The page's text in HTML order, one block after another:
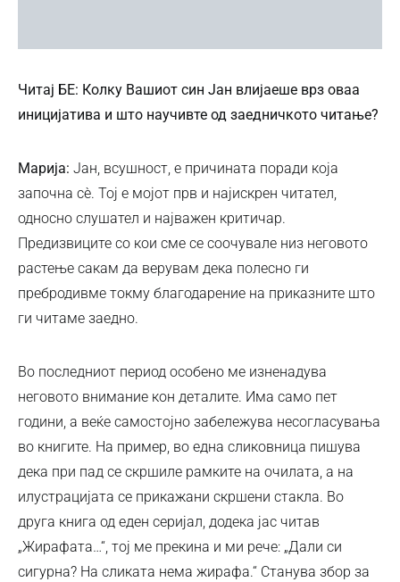
Читај БЕ: Колку Вашиот син Јан влијаеше врз оваа
иницијатива и што научивте од заедничкото читање?
Марија: Јан, всушност, е причината поради која
започна сè. Тој е мојот прв и најискрен читател,
односно слушател и најважен критичар.
Предизвиците со кои сме се соочувале низ неговото
растење сакам да верувам дека полесно ги
пребродивме токму благодарение на приказните што
ги читаме заедно.
Во последниот период особено ме изненадува
неговото внимание кон деталите. Има само пет
години, а веќе самостојно забележува несогласувања
во книгите. На пример, во една сликовница пишува
дека при пад се скршиле рамките на очилата, а на
илустрацијата се прикажани скршени стакла. Во
друга книга од еден серијал, додека јас читав
„Жирафата…“, тој ме прекина и ми рече: „Дали си
сигурна? На сликата нема жирафа.“ Станува збор за